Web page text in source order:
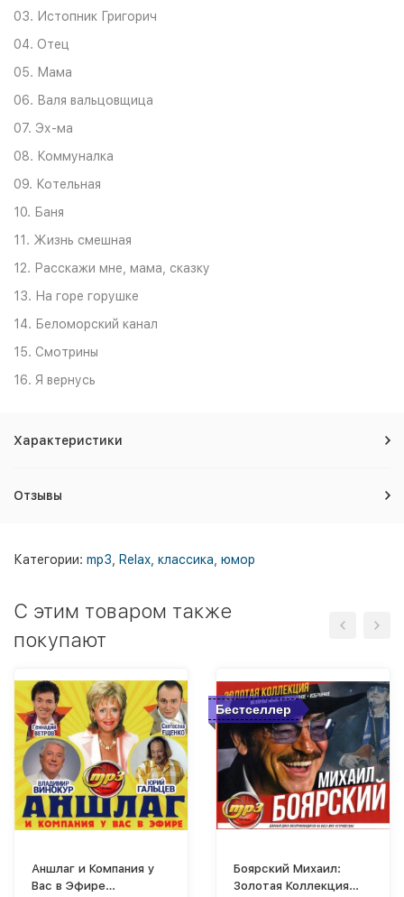
03. Истопник Григорич
04. Отец
05. Мама
06. Валя вальцовщица
07. Эх-ма
08. Коммуналка
09. Котельная
10. Баня
11. Жизнь смешная
12. Расскажи мне, мама, сказку
13. На горе горушке
14. Беломорский канал
15. Смотрины
16. Я вернусь
Характеристики
Отзывы
Категории: mp3 Relax, классика, юмор
C этим товаром также
покупают
Аншлаг и Компания у
Вас в Эфире
Бестселлер
Боярский Михаил:
Золотая Коллекция